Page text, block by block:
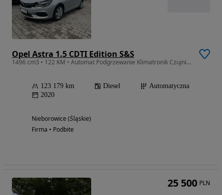
Opel Astra 1.5 CDTI Edition S&S
1496 cm3 • 122 KM • Automat Podgrzewanie Klimatronik Czujniki park.
123 179 km Diesel
Automatyczna
2020
Nieborowice (Śląskie)
Firma • Podbite
25 500 PLN